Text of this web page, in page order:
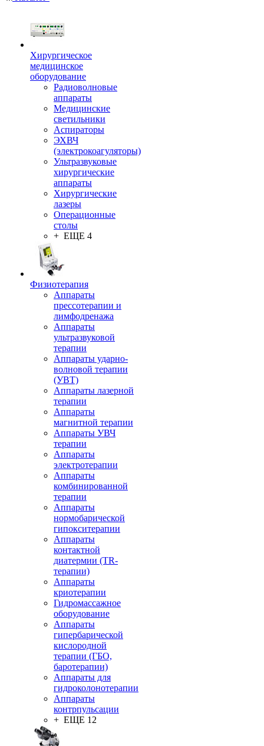
Хирургическое
медицинское
оборудование
Радиоволновые
аппараты
Медицинские
светильники
Аспираторы
ЭХВЧ
(электрокоагуляторы)
Ультразвуковые
хирургические
аппараты
Хирургические
лазеры
Операционные
столы
+ ЕЩЕ 4
Физиотерапия
Аппараты
прессотерапии и
лимфодренажа
Аппараты
ультразвуковой
терапии
Аппараты ударно-
волновой терапии
(УВТ)
Аппараты лазерной
терапии
Аппараты
магнитной терапии
Аппараты УВЧ
терапии
Аппараты
электротерапии
Аппараты
комбинированной
терапии
Аппараты
нормобарической
гипокситерапии
Аппараты
контактной
диатермии (TR-
терапии)
Аппараты
криотерапии
Гидромассажное
оборудование
Аппараты
гипербарической
кислородной
терапии (ГБО,
баротерапии)
Аппараты для
гидроколонотерапии
Аппараты
контрпульсации
+ ЕЩЕ 12